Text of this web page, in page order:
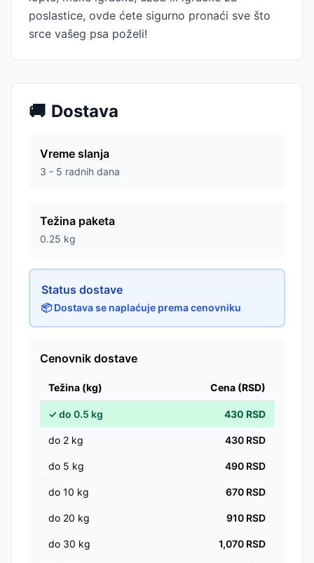
poslastice, ovde ćete sigurno pronaći sve što
srce vašeg psa poželi!
🚚 Dostava
Vreme slanja
3 - 5 radnih dana
Težina paketa
0.25 kg
Status dostave
📦 Dostava se naplaćuje prema cenovniku
Cenovnik dostave
Težina (kg) Cena (RSD)
✓do 0.5 kg 430 RSD
do 2 kg 430 RSD
do 5 kg 490 RSD
do 10 kg 670 RSD
do 20 kg 910 RSD
do 30 kg 1,070 RSD